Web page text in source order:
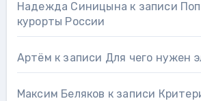
Надежда Синицына к записи
курорты России
Артём к записи Для чего нужен
Максим Беляков к записи